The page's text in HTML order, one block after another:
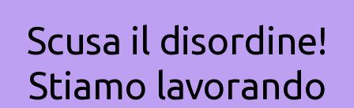
Scusa il disordine!
Stiamo lavorando